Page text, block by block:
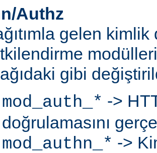
Authz
gelen
gibi
mod_auth_* ->
doğrulamasını
mod_authn_* ->